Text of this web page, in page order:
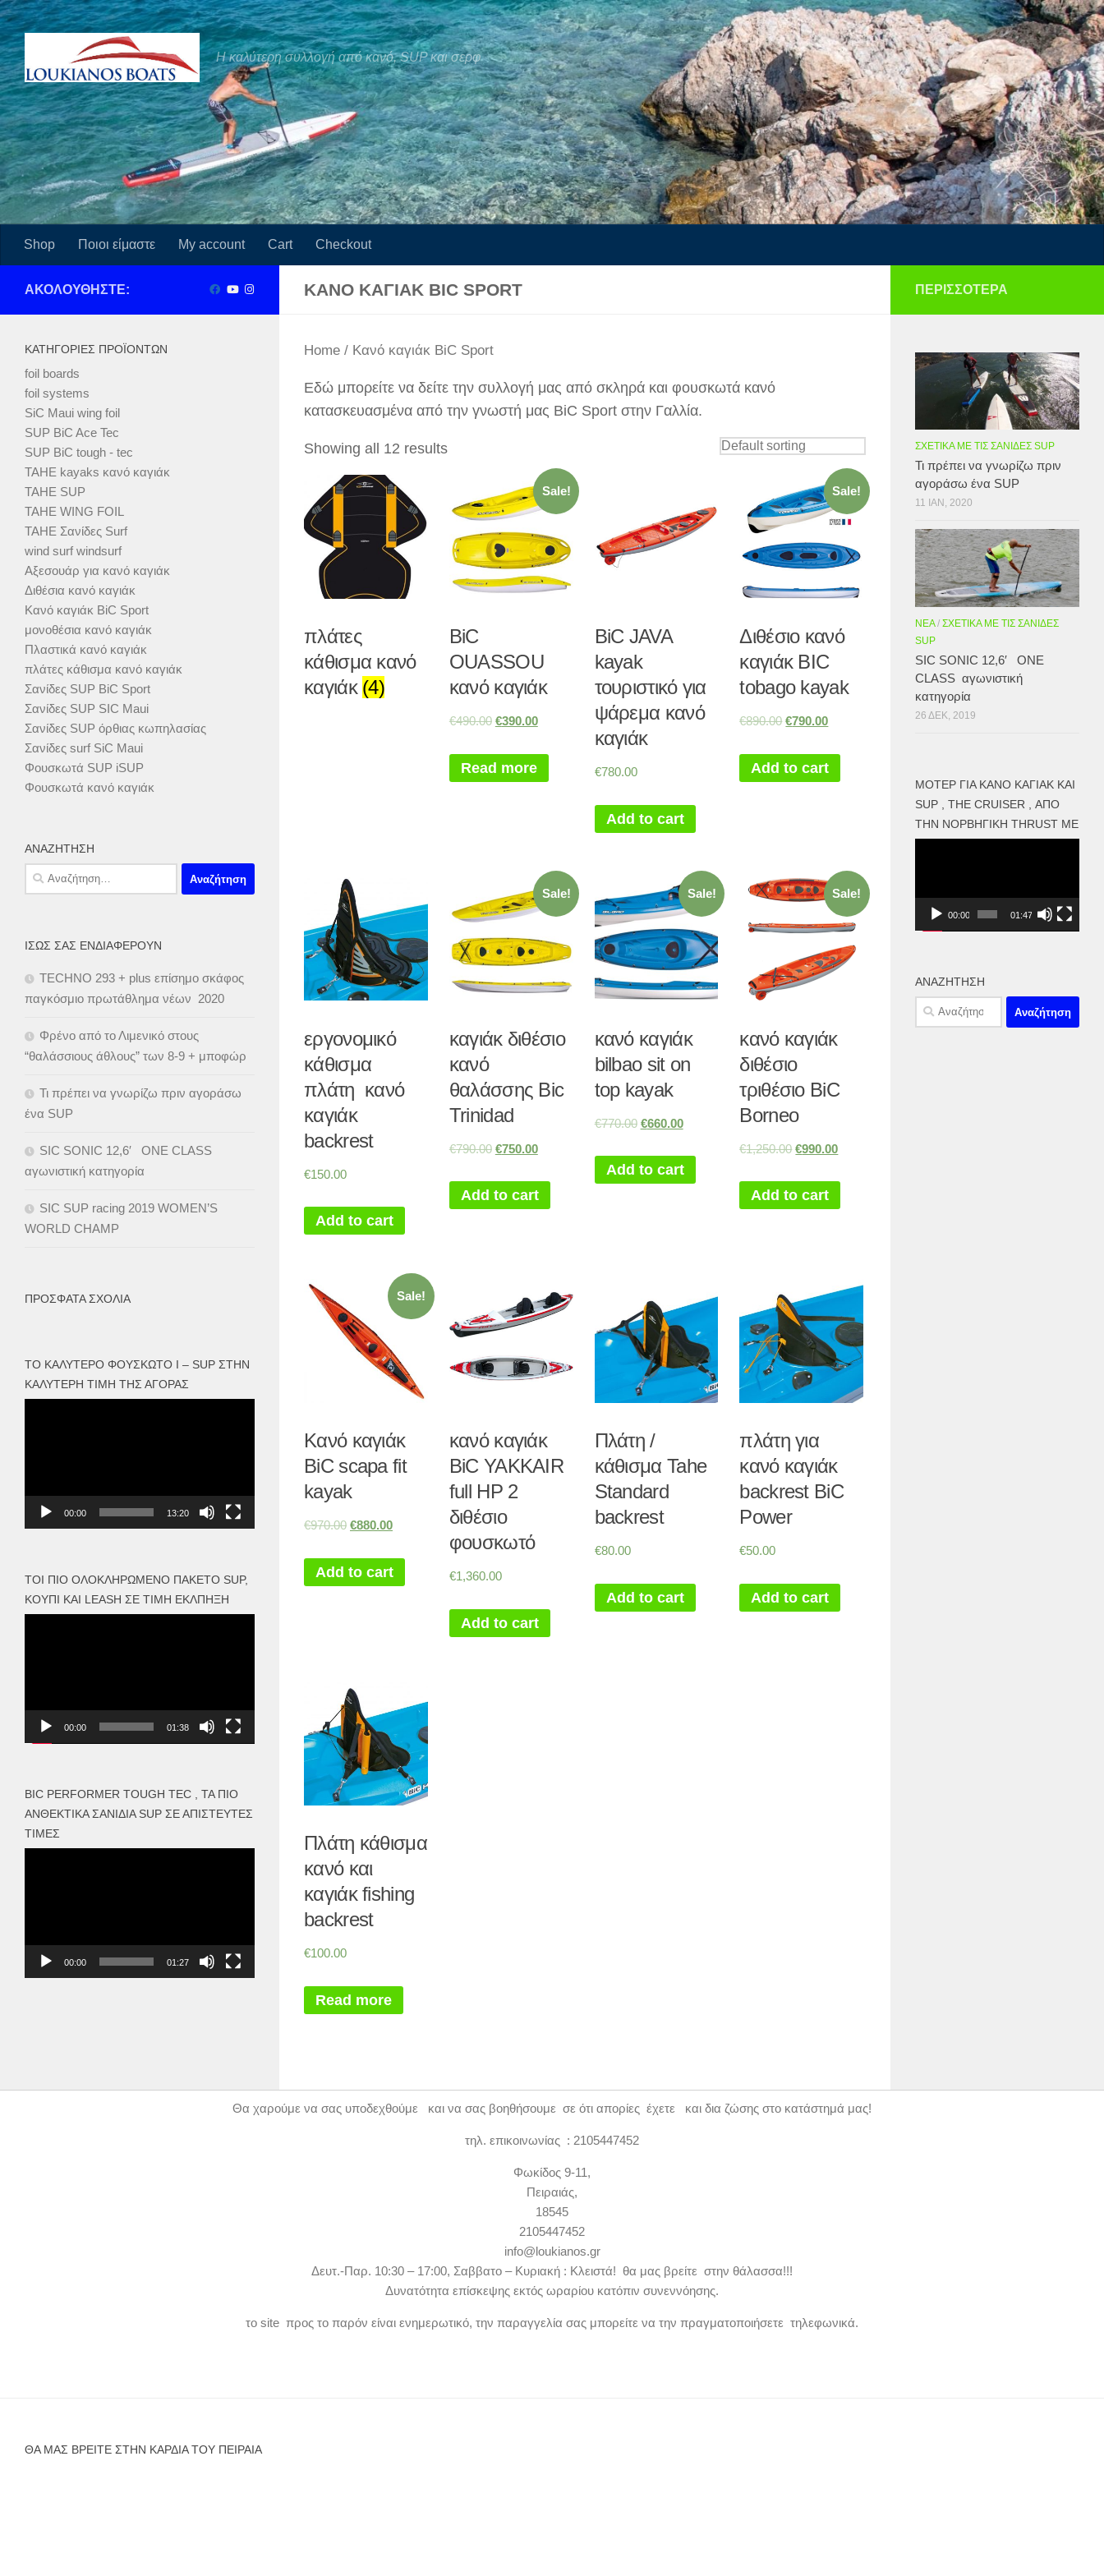
Skip to content
Η καλύτερη συλλογή από κανό, SUP και σερφ
Shop Ποιοι είμαστε My account Cart Checkout
ΚΑΝΌ ΚΑΓΙΆΚ BIC SPORT
Home / Κανό καγιάκ BiC Sport
Εδώ μπορείτε να δείτε την συλλογή μας από σκληρά και φουσκωτά κανό
κατασκευασμένα από την γνωστή μας BiC Sport στην Γαλλία.
Showing all 12 results
πλάτες
κάθισμα κανό
καγιάκ (4)
Sale!
BiC
OUASSOU
κανό καγιάκ
€490.00 €390.00
Read more
BiC JAVA
kayak
τουριστικό για
ψάρεμα κανό
καγιάκ
€780.00
Add to cart
Sale!
Διθέσιο κανό
καγιάκ BIC
tobago kayak
€890.00 €790.00
Add to cart
εργονομικό
κάθισμα
πλάτη κανό
καγιάκ
backrest
€150.00
Add to cart
Sale!
καγιάκ διθέσιο
κανό
θαλάσσης Bic
Trinidad
€790.00 €750.00
Add to cart
Sale!
κανό καγιάκ
bilbao sit on
top kayak
€770.00 €660.00
Add to cart
Sale!
κανό καγιάκ
διθέσιο
τριθέσιο BiC
Borneo
€1,250.00 €990.00
Add to cart
Sale!
Κανό καγιάκ
BiC scapa fit
kayak
€970.00 €880.00
Add to cart
κανό καγιάκ
BiC YAKKAIR
full HP 2
διθέσιο
φουσκωτό
€1,360.00
Add to cart
Πλάτη /
κάθισμα Tahe
Standard
backrest
€80.00
Add to cart
πλάτη για
κανό καγιάκ
backrest BiC
Power
€50.00
Add to cart
Πλάτη κάθισμα
κανό και
καγιάκ fishing
backrest
€100.00
Read more
ΑΚΟΛΟΥΘΉΣΤΕ:
ΚΑΤΗΓΟΡΊΕΣ ΠΡΟΪΌΝΤΩΝ
foil boards
foil systems
SiC Maui wing foil
SUP BiC Ace Tec
SUP BiC tough - tec
TAHE kayaks κανό καγιάκ
TAHE SUP
TAHE WING FOIL
TAHE Σανίδες Surf
wind surf windsurf
Αξεσουάρ για κανό καγιάκ
Διθέσια κανό καγιάκ
Κανό καγιάκ BiC Sport
μονοθέσια κανό καγιάκ
Πλαστικά κανό καγιάκ
πλάτες κάθισμα κανό καγιάκ
Σανίδες SUP BiC Sport
Σανίδες SUP SIC Maui
Σανίδες SUP όρθιας κωπηλασίας
Σανίδες surf SiC Maui
Φουσκωτά SUP iSUP
Φουσκωτά κανό καγιάκ
ΑΝΑΖΉΤΗΣΗ
Αναζήτηση
για:
ΊΣΩΣ ΣΑΣ ΕΝΔΙΑΦΈΡΟΥΝ
TECHNO 293 + plus επίσημο σκάφος
παγκόσμιο πρωτάθλημα νέων 2020
Φρένο από το Λιμενικό στους
“θαλάσσιους άθλους” των 8-9 + μποφώρ
Τι πρέπει να γνωρίζω πριν αγοράσω
ένα SUP
SIC SONIC 12,6′ ONE CLASS
αγωνιστική κατηγορία
SIC SUP racing 2019 WOMEN’S
WORLD CHAMP
ΠΡΌΣΦΑΤΑ ΣΧΌΛΙΑ
ΤΟ ΚΑΛΎΤΕΡΟ ΦΟΥΣΚΩΤΟ I – SUP ΣΤΗΝ
ΚΑΛΎΤΕΡΗ ΤΙΜΉ ΤΗΣ ΑΓΟΡΆΣ
00:00 13:20
ΤΟΙ ΠΙΟ ΟΛΟΚΛΗΡΩΜΈΝΟ ΠΑΚΈΤΟ SUP,
ΚΟΥΠΊ ΚΑΙ LEASH ΣΕ ΤΙΜΉ ΈΚΛΠΗΞΗ
00:00 01:38
BIC PERFORMER TOUGH TEC , ΤΑ ΠΙΟ
ΑΝΘΕΚΤΙΚΆ ΣΑΝΊΔΙΑ SUP ΣΕ ΑΠΊΣΤΕΥΤΕΣ
ΤΙΜΈΣ
00:00 01:27
ΠΕΡΙΣΣΌΤΕΡΑ
ΣΧΕΤΙΚΆ ΜΕ ΤΙΣ ΣΑΝΊΔΕΣ SUP
Τι πρέπει να γνωρίζω πριν
αγοράσω ένα SUP
11 ΙΑΝ, 2020
ΝΈΑ/ ΣΧΕΤΙΚΆ ΜΕ ΤΙΣ ΣΑΝΊΔΕΣ
SUP
SIC SONIC 12,6′ ONE
CLASS αγωνιστική
κατηγορία
26 ΔΕΚ, 2019
ΜΟΤΕΡ ΓΙΑ ΚΑΝΌ ΚΑΓΙΑΚ ΚΑΙ
SUP , THE CRUISER , ΑΠΌ
ΤΗΝ ΝΟΡΒΗΓΙΚΉ THRUST ME
00:00 01:47
ΑΝΑΖΉΤΗΣΗ
Αναζήτηση
για:
Θα χαρούμε να σας υποδεχθούμε και να σας βοηθήσουμε σε ότι απορίες έχετε και δια ζώσης στο κατάστημά μας!
τηλ. επικοινωνίας : 2105447452
Φωκίδος 9-11,
Πειραιάς,
18545
2105447452
info@loukianos.gr
Δευτ.-Παρ. 10:30 – 17:00, Σαββατο – Κυριακή : Κλειστά! θα μας βρείτε στην θάλασσα!!!
Δυνατότητα επίσκεψης εκτός ωραρίου κατόπιν συνεννόησης.
το site προς το παρόν είναι ενημερωτικό, την παραγγελία σας μπορείτε να την πραγματοποιήσετε τηλεφωνικά.
ΘΑ ΜΑΣ ΒΡΕΊΤΕ ΣΤΗΝ ΚΑΡΔΙΆ ΤΟΥ ΠΕΙΡΑΙΆ